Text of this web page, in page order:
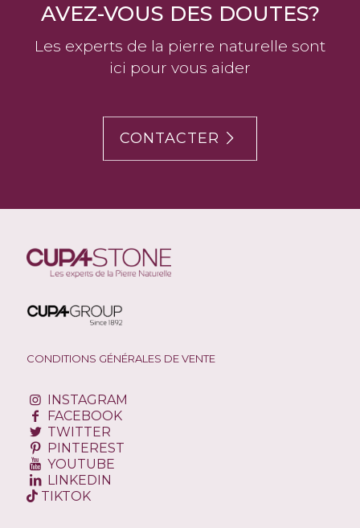
AVEZ-VOUS DES DOUTES?
Les experts de la pierre naturelle sont
ici pour vous aider
CONTACTER
CONDITIONS GÉNÉRALES DE VENTE
INSTAGRAM
FACEBOOK
TWITTER
PINTEREST
YOUTUBE
LINKEDIN
TIKTOK